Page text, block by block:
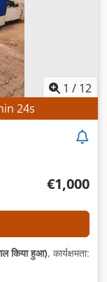
1 / 12
21s
€1,000
किया हुआ), कार्यक्षमता: